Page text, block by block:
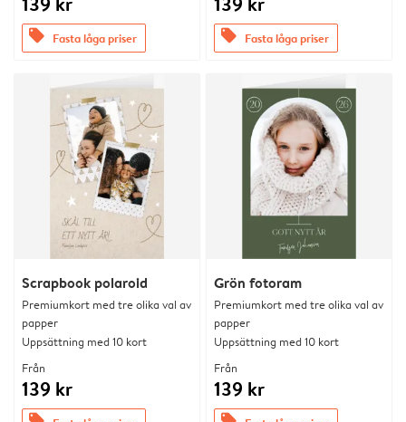
offers Fasta låga priser offers Fasta låga priser
Scrapbook polaroid
Premiumkort med tre olika val av
papper
Uppsättning med 10 kort
Från
139 kr
Grön fotoram
Premiumkort med tre olika val av
papper
Uppsättning med 10 kort
Från
139 kr